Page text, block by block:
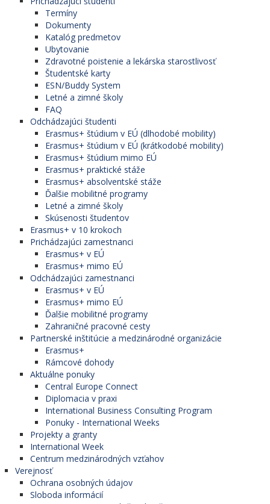
Termíny
Dokumenty
Katalóg predmetov
Ubytovanie
Zdravotné poistenie a lekárska starostlivosť
Študentské karty
ESN/Buddy System
Letné a zimné školy
FAQ
Odchádzajúci študenti
Erasmus+ štúdium v EÚ (dlhodobé mobility)
Erasmus+ štúdium v EÚ (krátkodobé mobility)
Erasmus+ štúdium mimo EÚ
Erasmus+ praktické stáže
Erasmus+ absolventské stáže
Ďalšie mobilitné programy
Letné a zimné školy
Skúsenosti študentov
Erasmus+ v 10 krokoch
Prichádzajúci zamestnanci
Erasmus+ v EÚ
Erasmus+ mimo EÚ
Odchádzajúci zamestnanci
Erasmus+ v EÚ
Erasmus+ mimo EÚ
Ďalšie mobilitné programy
Zahraničné pracovné cesty
Partnerské inštitúcie a medzinárodné organizácie
Erasmus+
Rámcové dohody
Aktuálne ponuky
Central Europe Connect
Diplomacia v praxi
International Business Consulting Program
Ponuky - International Weeks
Projekty a granty
International Week
Centrum medzinárodných vzťahov
Verejnosť
Ochrana osobných údajov
Sloboda informácií